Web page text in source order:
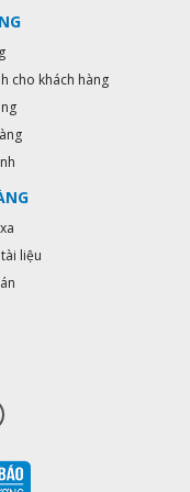
- LƯU Ý : KHÔNG
DỤNG CHO NHÀ TRỌ
12 tháng Giá đã bao
nắp che mưa
cho khách hàng
liệu